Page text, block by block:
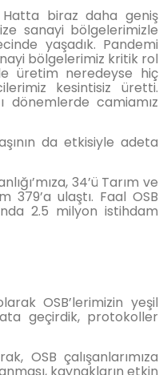
Hatta biraz daha geniş
sanayi bölgelerimizle
yaşadık. Pandemi
bölgelerimiz kritik rol
üretim neredeyse hiç
kesintisiz üretti.
dönemlerde camiamız
da etkisiyle adeta
34’ü Tarım ve
379’a ulaştı. Faal OSB
2.5 milyon istihdam
OSB’lerimizin yeşil
geçirdik, protokoller
OSB çalışanlarımıza